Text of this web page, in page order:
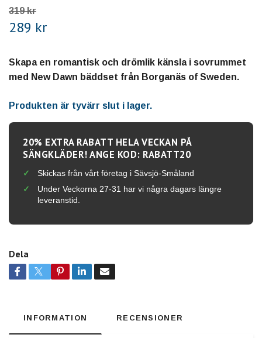
319 kr
289 kr
Skapa en romantisk och drömlik känsla i sovrummet
med New Dawn bäddset från Borganäs of Sweden.
Produkten är tyvärr slut i lager.
20% EXTRA RABATT HELA VECKAN PÅ
SÄNGKLÄDER! ANGE KOD: RABATT20
Skickas från vårt företag i Sävsjö-Småland
Under Veckorna 27-31 har vi några dagars längre
leveranstid.
Dela
INFORMATION RECENSIONER